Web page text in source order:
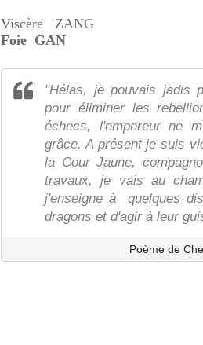
Viscère ZANG
Foie GAN
"Hélas, je pouvais jadis
pour éliminer les
échecs, l'empereur ne
grâce. A présent je suis
la Cour Jaune,
travaux, je vais au
j'enseigne à quelques
dragons et d'agir à leur
Poème de